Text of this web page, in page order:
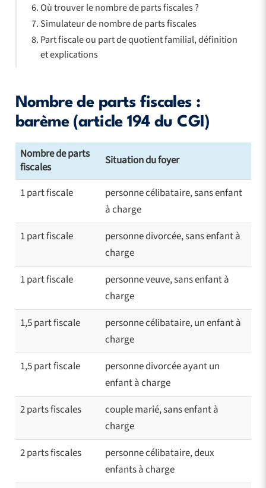
Nombre de parts fiscales :
barème (article 194 du CGI)
Nombre de parts
fiscales
Situation du foyer
1 part fiscale
personne célibataire, sans enfant
à charge
1 part fiscale
personne divorcée, sans enfant à
charge
1 part fiscale
personne veuve, sans enfant à
charge
1,5 part fiscale
personne célibataire, un enfant à
charge
1,5 part fiscale
personne divorcée ayant un
enfant à charge
2 parts fiscales
couple marié, sans enfant à
charge
2 parts fiscales
personne célibataire, deux
enfants à charge
Où trouver le nombre de parts fiscales ?
Simulateur de nombre de parts fiscales
Part fiscale ou part de quotient familial, définition
et explications